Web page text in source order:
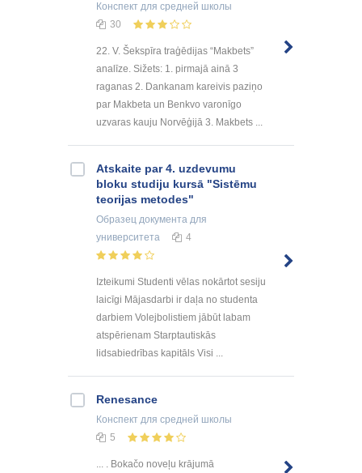
Конспект для средней школы
30
22. V. Šekspīra traģēdijas “Makbets”
analīze. Sižets: 1. pirmajā ainā 3
raganas 2. Dankanam kareivis paziņo
par Makbeta un Benkvo varonīgo
uzvaras kauju Norvēģijā 3. Makbets ...
Atskaite par 4. uzdevumu
bloku studiju kursā "Sistēmu
teorijas metodes"
Образец документа для
университета
4
Izteikumi Studenti vēlas nokārtot sesiju
laicīgi Mājasdarbi ir daļa no studenta
darbiem Volejbolistiem jābūt labam
atspērienam Starptautiskās
lidsabiedrības kapitāls Visi ...
Renesance
Конспект для средней школы
5
... . Bokačo noveļu krājumā